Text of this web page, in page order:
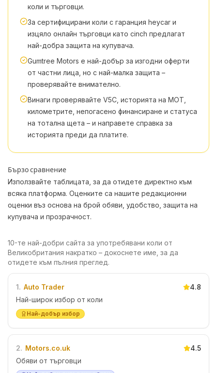
коли и търговци.
За сертифицирани коли с гаранция heycar и
изцяло онлайн търговци като cinch предлагат
най-добра защита на купувача.
Gumtree Motors е най-добър за изгодни оферти
от частни лица, но с най-малка защита –
проверявайте внимателно.
Винаги проверявайте V5C, историята на MOT,
километрите, непогасено финансиране и статуса
на тотална щета – и направете справка за
историята преди да платите.
Бързо сравнение
Използвайте таблицата, за да отидете директно към
всяка платформа. Оценките са нашите редакционни
оценки въз основа на брой обяви, удобство, защита на
купувача и прозрачност.
10-те най-добри сайта за употребявани коли от
Великобритания накратко – докоснете име, за да
отидете към пълния преглед.
1. Auto Trader
4.8
Най-широк избор от коли
Най-добър избор
2. Motors.co.uk
4.5
Обяви от търговци